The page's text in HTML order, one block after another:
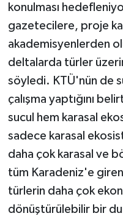
konulması
gazetecilere, proje
akademisyenlerden
deltalarda türler
söyledi. KTÜ'nün de
çalışma yaptığını
sucul hem karasal
sadece karasal
daha çok karasal ve
tüm Karadeniz'e
türlerin daha çok
dönüştürülebilir bir